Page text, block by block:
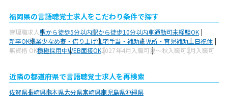
福岡県の言語聴覚士求人をこだわり条件で探す
管理職求人駅から徒歩5分以内駅から徒歩10分以内車通勤可未経験OK
新卒OK残業少なめ寮・借り上げ住宅手当・補助託児所・育児補助土日祝休
無資格 OK積極採用中WEB面接OK2027年4月入職可夏～秋入職可1月入職可
近隣の都道府県で言語聴覚士求人を再検索
佐賀県長崎県熊本県大分県宮崎県鹿児島県沖縄県